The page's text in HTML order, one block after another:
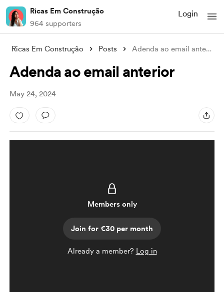
Ricas Em Construção
964 supporters
Login
Ricas Em Construção Posts Adenda ao email anterior
Adenda ao email anterior
May 24, 2024
Members only
Join for €30 per month
Already a member? Log in